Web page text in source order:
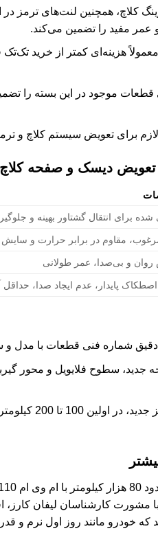
عمر مفید را تضمین می‌کند.
هزینه‌ای کمتر از خرید تک‌تک
قطعات موجود در این بسته را
برای تعویض سیستم کلاچ و
دیسک و صفحه کلاچ و لنت
برای انتقال گشتاور بهینه و
مقاوم در برابر حرارت و سایش
و بی‌صدا، عمر طولانی
پایدار، عدم ایجاد صدا،
قطعات با مدل و سال ساخت ام وی ام 110
سطوح فلایویل و محور
پس از نصب
کارشناسان لیفان کارز،
که خودرو مانند روز اول نرم